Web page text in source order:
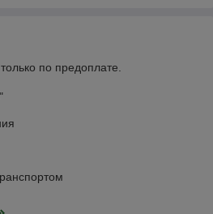
по предоплате.